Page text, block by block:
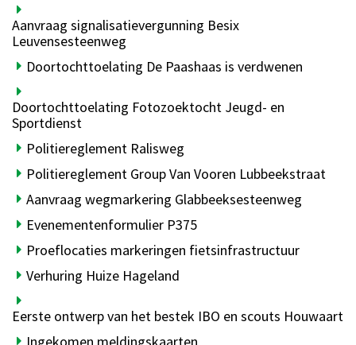
Aanvraag signalisatievergunning Besix
Leuvensesteenweg
Doortochttoelating De Paashaas is verdwenen
Doortochttoelating Fotozoektocht Jeugd- en
Sportdienst
Politiereglement Ralisweg
Politiereglement Group Van Vooren Lubbeekstraat
Aanvraag wegmarkering Glabbeeksesteenweg
Evenementenformulier P375
Proeflocaties markeringen fietsinfrastructuur
Verhuring Huize Hageland
Eerste ontwerp van het bestek IBO en scouts Houwaart